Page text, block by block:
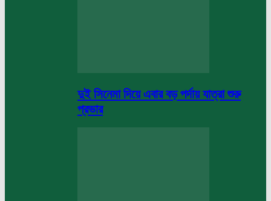
দুই সিনেমা দিয়ে এবার বড় পর্দায় যাত্রা শুরু
প্রভার